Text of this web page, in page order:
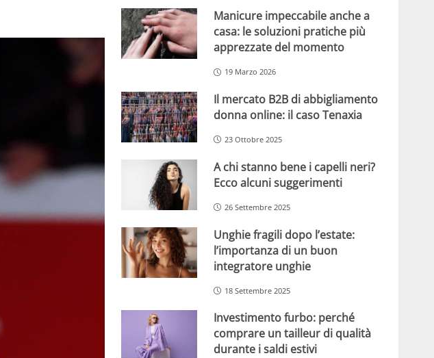
Manicure impeccabile anche a
casa: le soluzioni pratiche più
apprezzate del momento
19 Marzo 2026
Il mercato B2B di abbigliamento
donna online: il caso Tenaxia
23 Ottobre 2025
A chi stanno bene i capelli neri?
Ecco alcuni suggerimenti
26 Settembre 2025
Unghie fragili dopo l’estate:
l’importanza di un buon
integratore unghie
18 Settembre 2025
Investimento furbo: perché
comprare un tailleur di qualità
durante i saldi estivi